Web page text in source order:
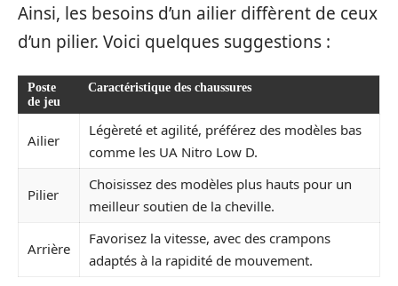
Ainsi, les besoins d’un ailier diffèrent de ceux
d’un pilier. Voici quelques suggestions :
Poste
de jeu
Caractéristique des chaussures
Ailier
Légèreté et agilité, préférez des modèles bas
comme les UA Nitro Low D.
Pilier
Choisissez des modèles plus hauts pour un
meilleur soutien de la cheville.
Arrière
Favorisez la vitesse, avec des crampons
adaptés à la rapidité de mouvement.